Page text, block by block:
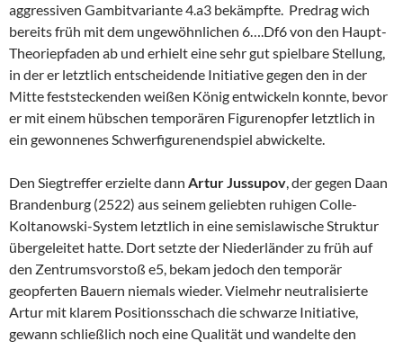
aggressiven Gambitvariante 4.a3 bekämpfte. Predrag wich
bereits früh mit dem ungewöhnlichen 6….Df6 von den Haupt-
Theoriepfaden ab und erhielt eine sehr gut spielbare Stellung,
in der er letztlich entscheidende Initiative gegen den in der
Mitte feststeckenden weißen König entwickeln konnte, bevor
er mit einem hübschen temporären Figurenopfer letztlich in
ein gewonnenes Schwerfigurenendspiel abwickelte.
Den Siegtreffer erzielte dann Artur Jussupov, der gegen Daan
Brandenburg (2522) aus seinem geliebten ruhigen Colle-
Koltanowski-System letztlich in eine semislawische Struktur
übergeleitet hatte. Dort setzte der Niederländer zu früh auf
den Zentrumsvorstoß e5, bekam jedoch den temporär
geopferten Bauern niemals wieder. Vielmehr neutralisierte
Artur mit klarem Positionsschach die schwarze Initiative,
gewann schließlich noch eine Qualität und wandelte den